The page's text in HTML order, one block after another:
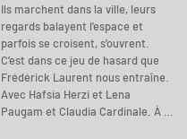
Ils marchent dans la ville, leurs
regards balayent l’espace et
parfois se croisent, s’ouvrent.
C’est dans ce jeu de hasard que
Frédérick Laurent nous entraîne.
Avec Hafsia Herzi et Lena
Paugam et Claudia Cardinale. À …